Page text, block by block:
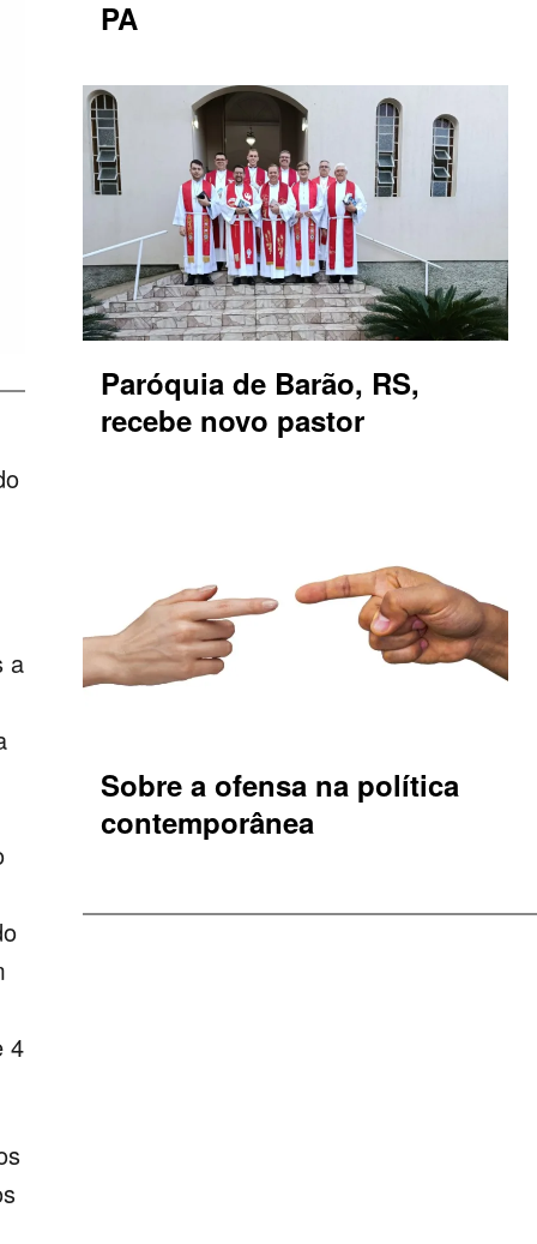
a
4
PA
Paróquia de Barão, RS,
recebe novo pastor
Sobre a ofensa na política
contemporânea